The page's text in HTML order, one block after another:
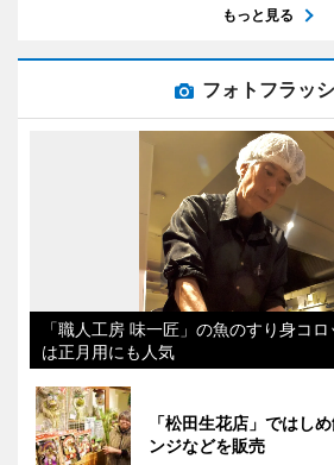
もっと見る
フォトフラッ
「職人工房 味一匠」の魚のすり身コロ
は正月用にも人気
「松田生花店」ではし
ンジなどを販売